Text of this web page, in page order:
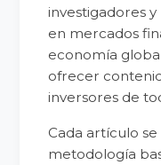
investigadores
en mercados
economía
ofrecer
inversores de
Cada artículo
metodología